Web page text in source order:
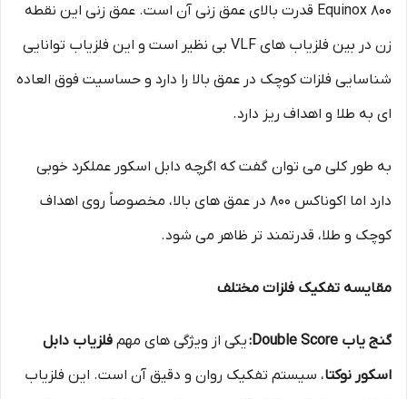
Equinox 800 قدرت بالای عمق‌ زنی آن است. عمق زنی این نقطه
زن در بین فلزیاب های VLF بی نظیر است و این فلزیاب توانایی
شناسایی فلزات کوچک در عمق بالا را دارد و حساسیت فوق‌ العاده
ای به طلا و اهداف ریز دارد.
به طور کلی می توان گفت که اگرچه دابل اسکور عملکرد خوبی
دارد اما اکوناکس 800 در عمق‌ های بالا، مخصوصاً روی اهداف
کوچک و طلا، قدرتمند تر ظاهر می‌ شود.
مقایسه تفکیک فلزات مختلف
گنج یاب Double Score: یکی از ویژگی‌ های مهم فلزیاب دابل
اسکور نوکتا، سیستم تفکیک روان و دقیق آن است. این فلزیاب